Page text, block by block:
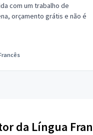
com um trabalho de
orçamento grátis e não é
da Língua